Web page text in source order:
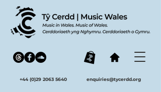
+44 (0)29 2063 5640 enquiries@tycerdd.org